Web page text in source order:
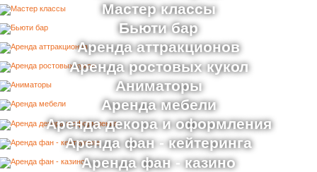
Мастер классы
Бьюти бар
Аренда аттракционов
Аренда ростовых кукол
Аниматоры
Аренда мебели
Аренда декора и оформления
Аренда фан - кейтеринга
Аренда фан - казино